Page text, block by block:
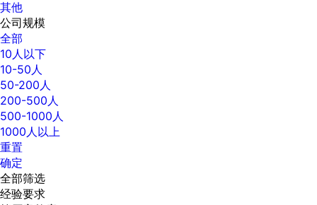
其他
公司规模
全部
10人以下
10-50人
50-200人
200-500人
500-1000人
1000人以上
重置
确定
全部筛选
经验要求